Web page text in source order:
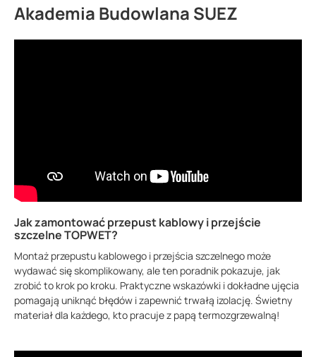
Akademia Budowlana SUEZ
Jak zamontować przepust kablowy i przejście
szczelne TOPWET?
Montaż przepustu kablowego i przejścia szczelnego może
wydawać się skomplikowany, ale ten poradnik pokazuje, jak
zrobić to krok po kroku. Praktyczne wskazówki i dokładne ujęcia
pomagają uniknąć błędów i zapewnić trwałą izolację. Świetny
materiał dla każdego, kto pracuje z papą termozgrzewalną!